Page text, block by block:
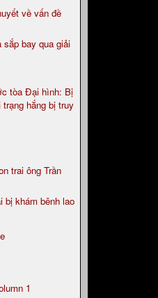
về vấn đề
sắp bay qua giải
tòa Đại hình: Bị
hắng bị truy
trai ông Trần
bị khám bênh lao
1